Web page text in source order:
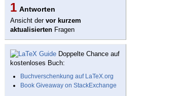
1 Antworten
Ansicht der vor kurzem
aktualisierten Fragen
Doppelte Chance auf
kostenloses Buch:
Buchverschenkung auf LaTeX.org
Book Giveaway on StackExchange